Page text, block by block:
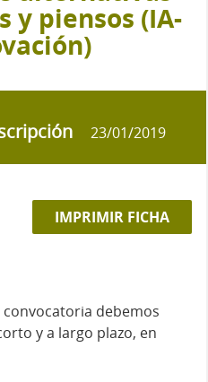
y piensos (IA-
23/01/2019
IMPRIMIR FICHA
debemos
y a largo plazo, en